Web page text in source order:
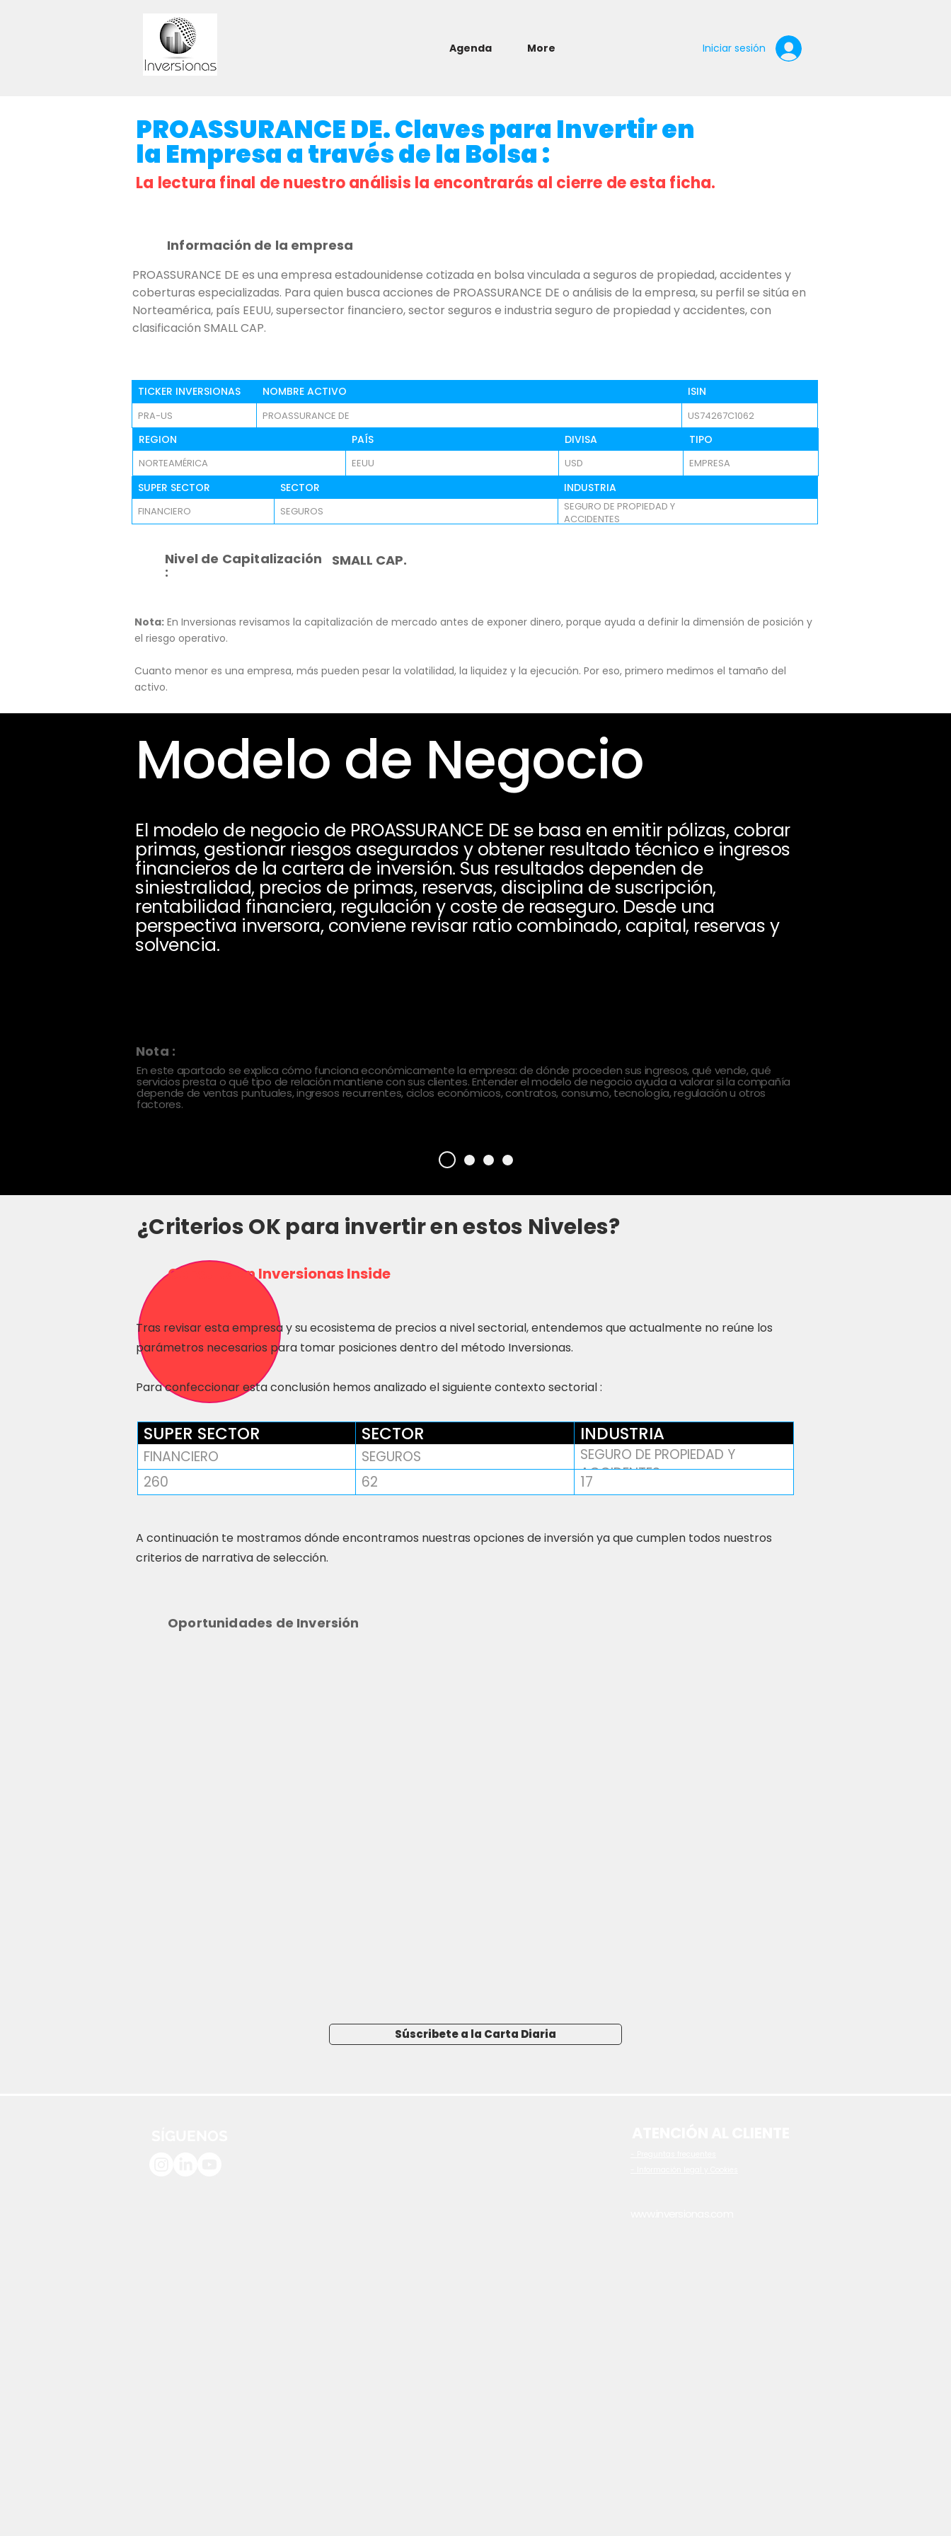
Agenda More Iniciar sesión
PROASSURANCE DE. Claves para Invertir en
la Empresa a través de la Bolsa :
La lectura final de nuestro análisis la encontrarás al cierre de esta ficha.
Información de la empresa
PROASSURANCE DE es una empresa estadounidense cotizada en bolsa vinculada a seguros de propiedad, accidentes y
coberturas especializadas. Para quien busca acciones de PROASSURANCE DE o análisis de la empresa, su perfil se sitúa en
Norteamérica, país EEUU, supersector financiero, sector seguros e industria seguro de propiedad y accidentes, con
clasificación SMALL CAP.
TICKER INVERSIONAS NOMBRE ACTIVO ISIN
PRA-US PROASSURANCE DE US74267C1062
REGION PAÍS DIVISA TIPO
NORTEAMÉRICA EEUU USD EMPRESA
SUPER SECTOR SECTOR INDUSTRIA
FINANCIERO SEGUROS
SEGURO DE PROPIEDAD Y
ACCIDENTES
Nivel de Capitalización
:
SMALL CAP.
Nota: En Inversionas revisamos la capitalización de mercado antes de exponer dinero, porque ayuda a definir la dimensión de posición y
el riesgo operativo.
Cuanto menor es una empresa, más pueden pesar la volatilidad, la liquidez y la ejecución. Por eso, primero medimos el tamaño del
activo.
Modelo de Negocio
El modelo de negocio de PROASSURANCE DE se basa en emitir pólizas, cobrar
primas, gestionar riesgos asegurados y obtener resultado técnico e ingresos
financieros de la cartera de inversión. Sus resultados dependen de
siniestralidad, precios de primas, reservas, disciplina de suscripción,
rentabilidad financiera, regulación y coste de reaseguro. Desde una
perspectiva inversora, conviene revisar ratio combinado, capital, reservas y
solvencia.
Nota :
En este apartado se explica cómo funciona económicamente la empresa: de dónde proceden sus ingresos, qué vende, qué
servicios presta o qué tipo de relación mantiene con sus clientes. Entender el modelo de negocio ayuda a valorar si la compañía
depende de ventas puntuales, ingresos recurrentes, ciclos económicos, contratos, consumo, tecnología, regulación u otros
factores.
¿Criterios OK para invertir en estos Niveles?
Consulta en Inversionas Inside
Tras revisar esta empresa y su ecosistema de precios a nivel sectorial, entendemos que actualmente no reúne los
parámetros necesarios para tomar posiciones dentro del método Inversionas.
Para confeccionar esta conclusión hemos analizado el siguiente contexto sectorial :
SUPER SECTOR SECTOR INDUSTRIA
FINANCIERO SEGUROS
SEGURO DE PROPIEDAD Y
ACCIDENTES
260 62 17
A continuación te mostramos dónde encontramos nuestras opciones de inversión ya que cumplen todos nuestros
criterios de narrativa de selección.
Oportunidades de Inversión
Súscribete a la Carta Diaria